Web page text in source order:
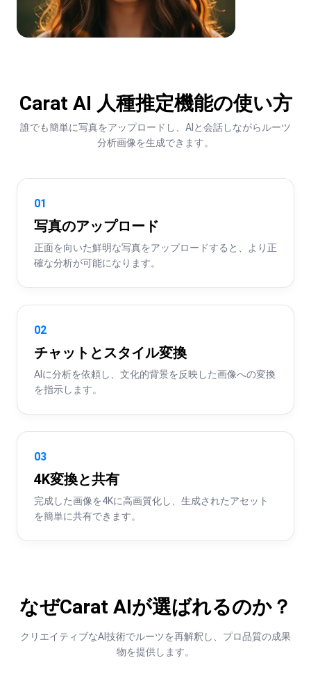
Carat AI 人種推定機能の使い方
誰でも簡単に写真をアップロードし、AIと会話しながらルーツ
分析画像を生成できます。
01
写真のアップロード
正面を向いた鮮明な写真をアップロードすると、より正
確な分析が可能になります。
02
チャットとスタイル変換
AIに分析を依頼し、文化的背景を反映した画像への変換
を指示します。
03
4K変換と共有
完成した画像を4Kに高画質化し、生成されたアセット
を簡単に共有できます。
なぜCarat AIが選ばれるのか？
クリエイティブなAI技術でルーツを再解釈し、プロ品質の成果
物を提供します。